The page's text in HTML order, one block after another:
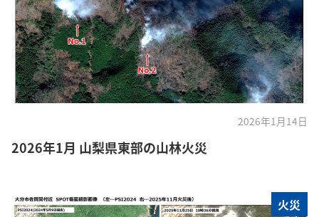
2026年1月14日
2026年1月 山梨県東部の山林火災
火災